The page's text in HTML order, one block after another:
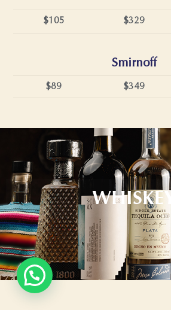
$105 $329
Smirnoff
$89 $349